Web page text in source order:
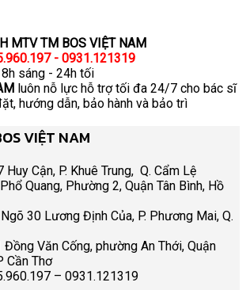
MTV TM BOS VIỆT NAM
- 0931.121319
8h sáng - 24h tối
luôn nỗ lực hỗ trợ tối đa 24/7 cho bác sĩ
hướng dẫn, bảo hành và bảo trì
VIỆT NAM
Huy Cận, P. Khuê Trung, Q. Cẩm Lệ
Quang, Phường 2, Quận Tân Bình, Hồ
30 Lương Định Của, P. Phương Mai, Q.
Đồng Văn Cống, phường An Thới, Quận
Cần Thơ
– 0931.121319